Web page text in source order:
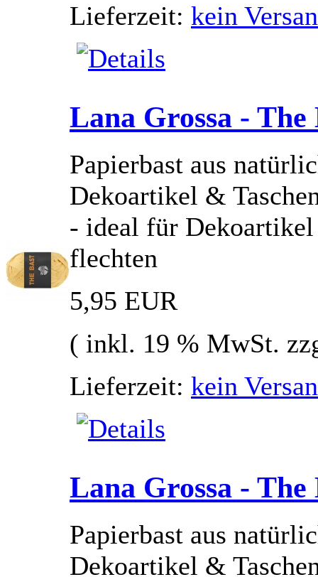
Lieferzeit: kein
Lana Grossa - The
Papierbast aus
Dekoartikel &
- ideal für Dekoartikel
flechten
5,95 EUR
( inkl. 19 % MwSt.
Lieferzeit: kein
Lana Grossa - The
Papierbast aus
Dekoartikel &